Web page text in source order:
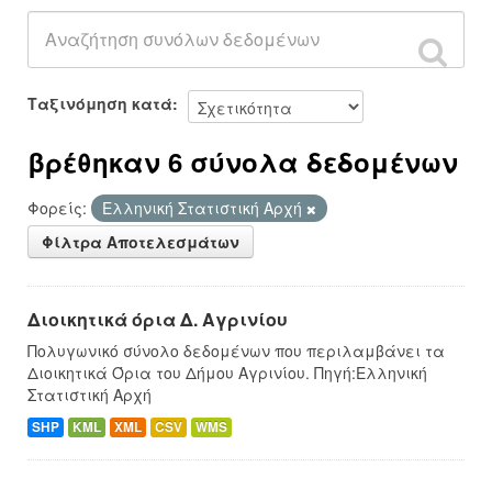
Ταξινόμηση κατά
βρέθηκαν 6 σύνολα δεδομένων
Φορείς:
Ελληνική Στατιστική Αρχή
Φίλτρα Αποτελεσμάτων
Διοικητικά όρια Δ. Αγρινίου
Πολυγωνικό σύνολο δεδομένων που περιλαμβάνει τα
Διοικητικά Όρια του Δήμου Αγρινίου. Πηγή:Ελληνική
Στατιστική Αρχή
SHP KML XML CSV WMS